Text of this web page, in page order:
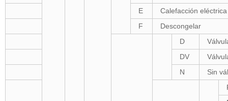
E
Calefacción eléctrica
F
Descongelar
D
DV
N
Sin